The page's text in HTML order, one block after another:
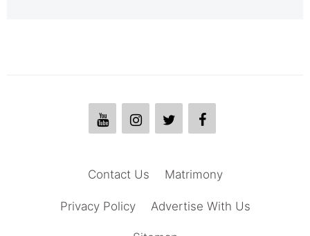
Matrimony
Contact Us
Advertise With Us
Privacy Policy